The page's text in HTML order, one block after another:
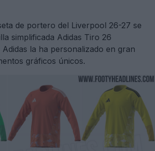
de portero del Liverpool 26-27 se
simplificada Adidas Tiro 26
Adidas la ha personalizado en gran
gráficos únicos.